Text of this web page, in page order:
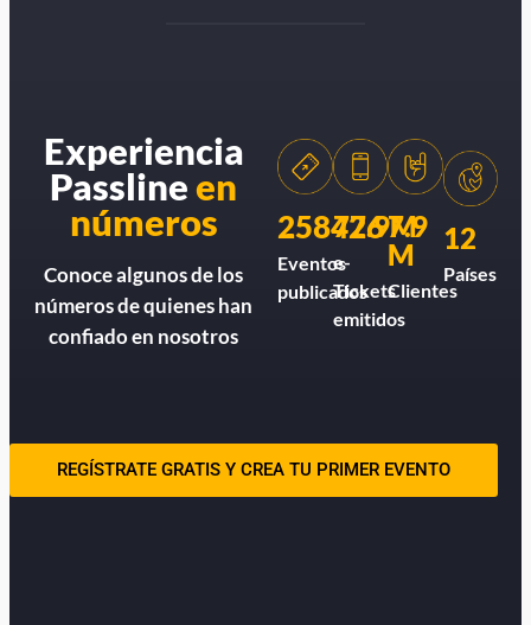
Experiencia
Passlineen
números
Conoce algunos de los
números de quienes han
confiado en nosotros
258426
Eventos
publicados
77.9M
e-
Tickets
emitidos
7.9
M
Clientes
12
Países
REGÍSTRATE GRATIS Y CREA TU PRIMER EVENTO